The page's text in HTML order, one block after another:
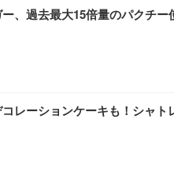
、過去最大15倍量のパクチ
レーションケーキも！シャ